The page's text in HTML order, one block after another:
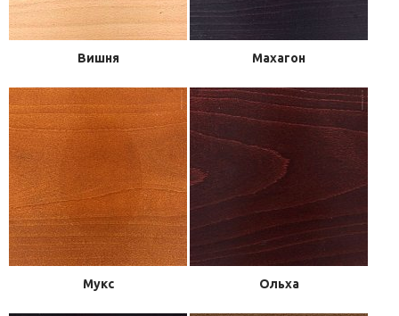
Вишня Махагон
Мукс Ольха